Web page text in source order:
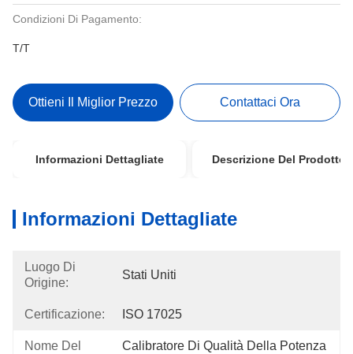
Condizioni Di Pagamento:
T/T
Ottieni Il Miglior Prezzo Contattaci Ora
Informazioni Dettagliate Descrizione Del Prodotto
Informazioni Dettagliate
Luogo Di
Origine:
Stati Uniti
Certificazione: ISO 17025
Nome Del
Calibratore Di Qualità Della Potenza